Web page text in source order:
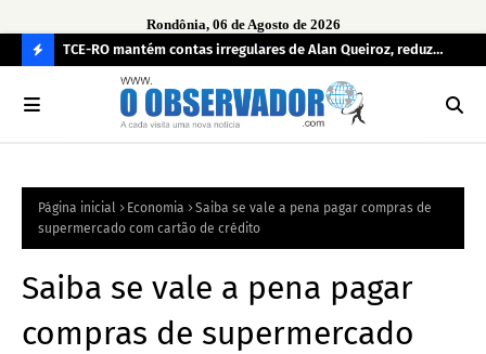
Rondônia, 06 de Agosto de 2026
O
R
TCE-RO mantém contas irregulares de Alan Queiroz, reduz
multa e caso pode gerar Inelegibilidade
Página inicial Economia
Saiba se vale a pena pagar compras de
supermercado com cartão de crédito
Saiba se vale a pena pagar
compras de supermercado